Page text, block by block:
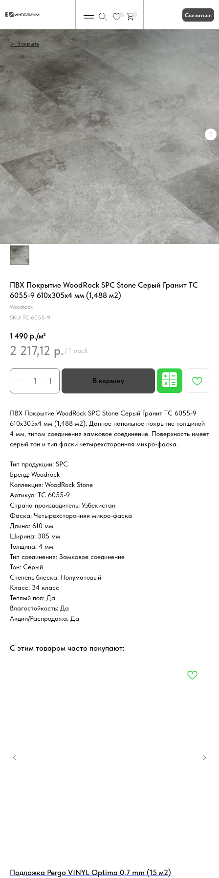
Связаться
Закрыть
ПВХ Покрытие WoodRock SPC Stone Серый Гранит TC
6055-9 610х305х4 мм (1,488 м2)
Woodrock
SKU: TC 6055-9
1 490 р./м²
2 217,12 р. / 1 pack
ПВХ Покрытие WoodRock SPC Stone Серый Гранит TC 6055-9
610х305х4 мм (1,488 м2). Данное напольное покрытие толщиной
4 мм, типом соединения замковое соединение. Поверхность имеет
серый тон и тип фаски четырехсторонняя микро-фаска.
Тип продукции: SPC
Бренд: Woodrock
Коллекция: WoodRock Stone
Артикул: TC 6055-9
Страна производитель: Узбекистан
Фаска: Четырехсторонняя микро-фаска
Длина: 610 мм
Ширина: 305 мм
Толщина: 4 мм
Тип соединения: Замковое соединение
Тон: Серый
Степень блеска: Полуматовый
Класс: 34 класс
Теплый пол: Да
Влагостойкость: Да
Акции/Распродажа: Да
С этим товаром часто покупают:
Подложка Pergo VINYL Optima 0,7 mm (15 м2)